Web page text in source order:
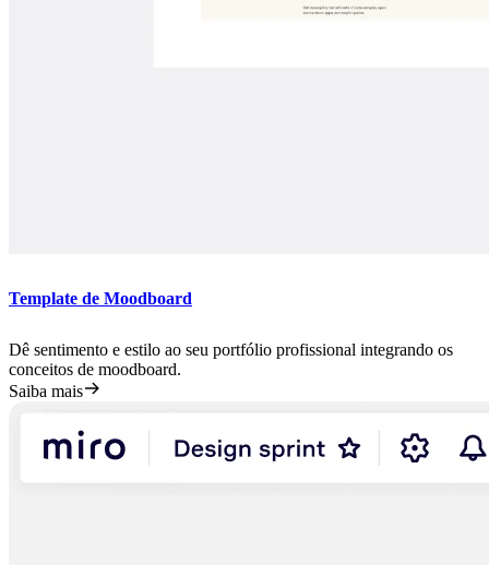
Template de Moodboard
Dê sentimento e estilo ao seu portfólio profissional integrando os
conceitos de moodboard.
Saiba mais